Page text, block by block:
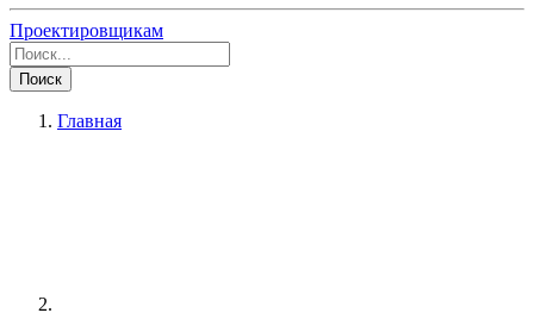
Проектировщикам
Поиск
Главная